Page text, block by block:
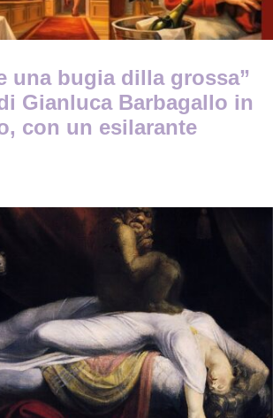
una bugia dilla grossa”
Gianluca Barbagallo in
con un esilarante